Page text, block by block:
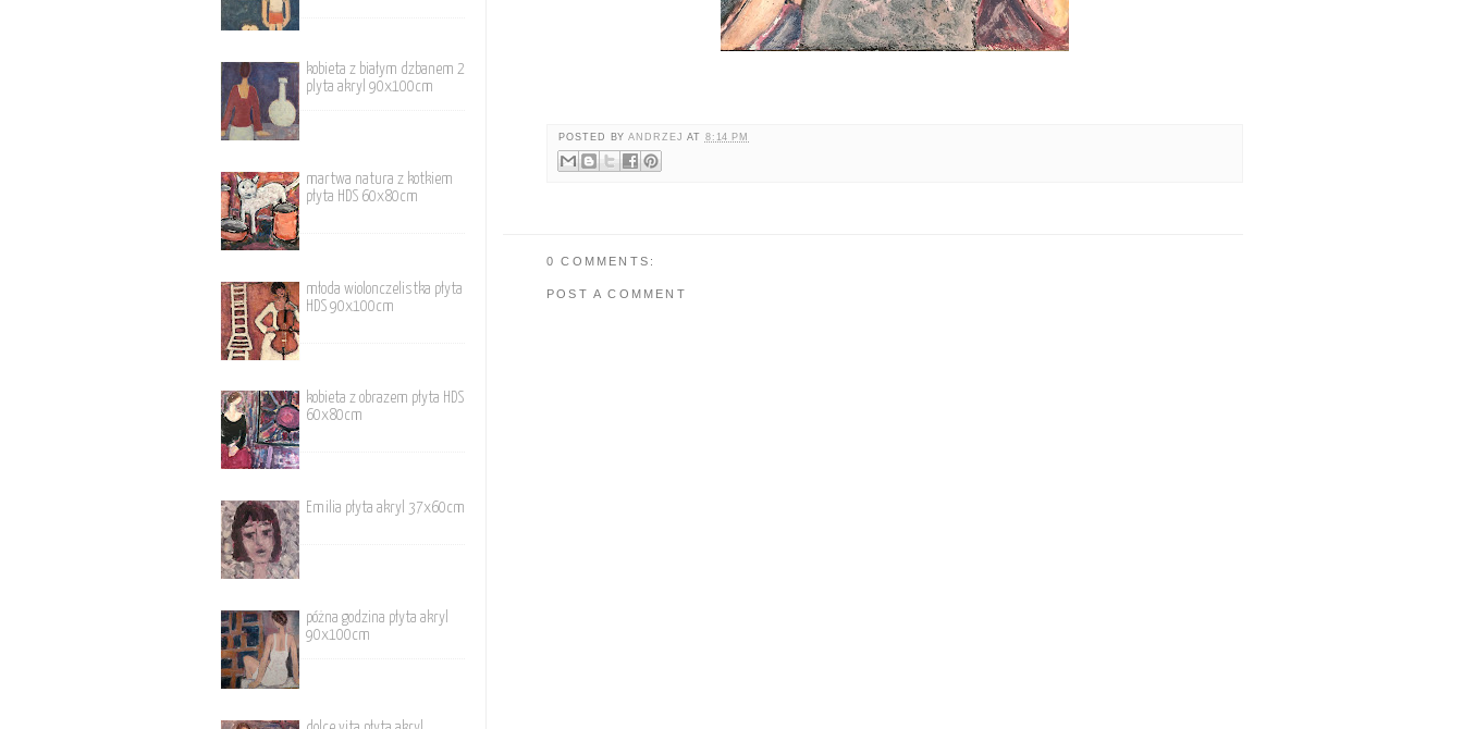
POSTED BYANDRZEJ AT 8:14 PM
0 COMMENTS:
POST A COMMENT
kobieta z białym dzbanem 2
plyta akryl 90x100cm
martwa natura z kotkiem
płyta HDS 60x80cm
młoda wiolonczelistka płyta
HDS 90x100cm
kobieta z obrazem płyta HDS
60x80cm
Emilia płyta akryl 37x60cm
póżna godzina płyta akryl
90x100cm